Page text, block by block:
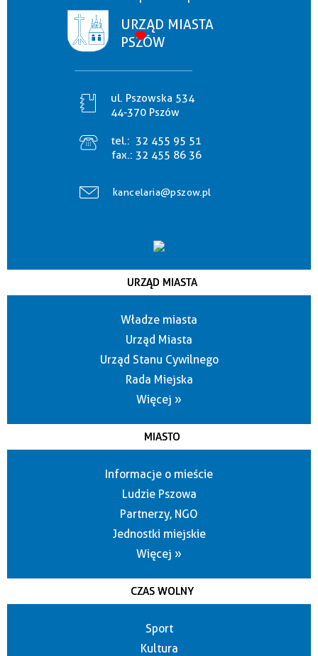
URZĄD MIASTA
PSZÓW
ul. Pszowska 534
44-370 Pszów
tel.: 32 455 95 51
fax.: 32 455 86 36
kancelaria@pszow.pl
URZĄD MIASTA
Władze miasta
Urząd Miasta
Urząd Stanu Cywilnego
Rada Miejska
Więcej »
MIASTO
Informacje o mieście
Ludzie Pszowa
Partnerzy, NGO
Jednostki miejskie
Więcej »
CZAS WOLNY
Sport
Kultura